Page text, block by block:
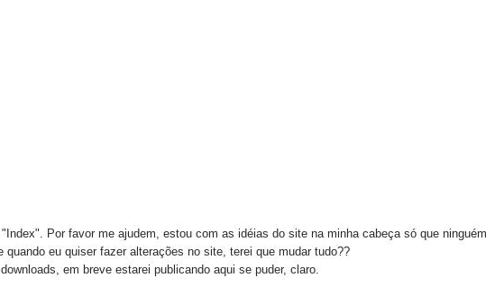
Por favor me ajudem, estou com as idéias do site na minha cabeça só que
eu quiser fazer alterações no site, terei que mudar tudo??
em breve estarei publicando aqui se puder, claro.